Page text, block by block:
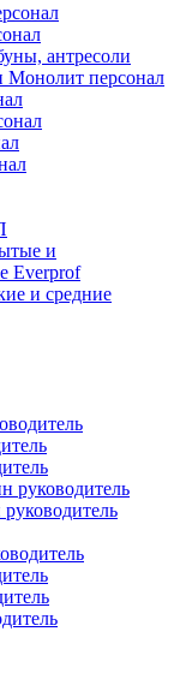
антресоли
Монолит персонал
и
Everprof
и средние
руководитель